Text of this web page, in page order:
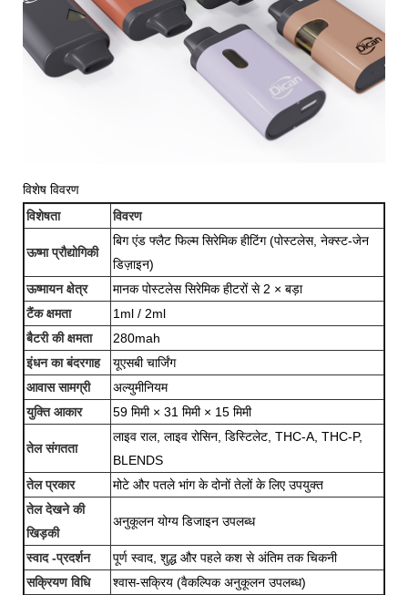
विशेष विवरण
विशेषता
विवरण
ऊष्मा प्रौद्योगिकी
बिग एंड फ्लैट फिल्म सिरेमिक हीटिंग (पोस्टलेस, नेक्स्ट-जेन
डिज़ाइन)
ऊष्मायन क्षेत्र
मानक पोस्टलेस सिरेमिक हीटरों से 2 × बड़ा
टैंक क्षमता
1ml / 2ml
बैटरी की क्षमता
280mah
इंधन का बंदरगाह
यूएसबी चार्जिंग
आवास सामग्री
अल्युमीनियम
युक्ति आकार
59 मिमी × 31 मिमी × 15 मिमी
तेल संगतता
लाइव राल, लाइव रोसिन, डिस्टिलेट, THC-A, THC-P,
BLENDS
तेल प्रकार
मोटे और पतले भांग के दोनों तेलों के लिए उपयुक्त
तेल देखने की
खिड़की
अनुकूलन योग्य डिजाइन उपलब्ध
स्वाद -प्रदर्शन
पूर्ण स्वाद, शुद्ध और पहले कश से अंतिम तक चिकनी
सक्रियण विधि
श्वास-सक्रिय (वैकल्पिक अनुकूलन उपलब्ध)